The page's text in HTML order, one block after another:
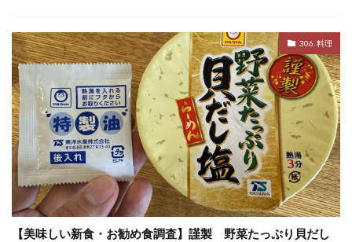
306. 料理
【美味しい新食・お勧め食調査】謹製 野菜たっぷり貝だし